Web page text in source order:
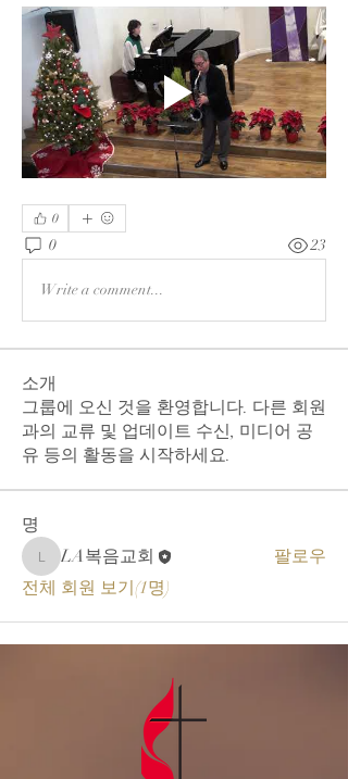
0
0 23
Write a comment...
소개
그룹에 오신 것을 환영합니다. 다른 회원
과의 교류 및 업데이트 수신, 미디어 공
유 등의 활동을 시작하세요.
명
LA복음교회
LA복음교회
팔로우
전체 회원 보기(1명)